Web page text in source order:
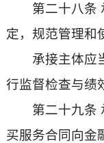
第二十八条
定，规范管理和
承接主体应当
行监督检查与绩
第二十九条
买服务合同向金